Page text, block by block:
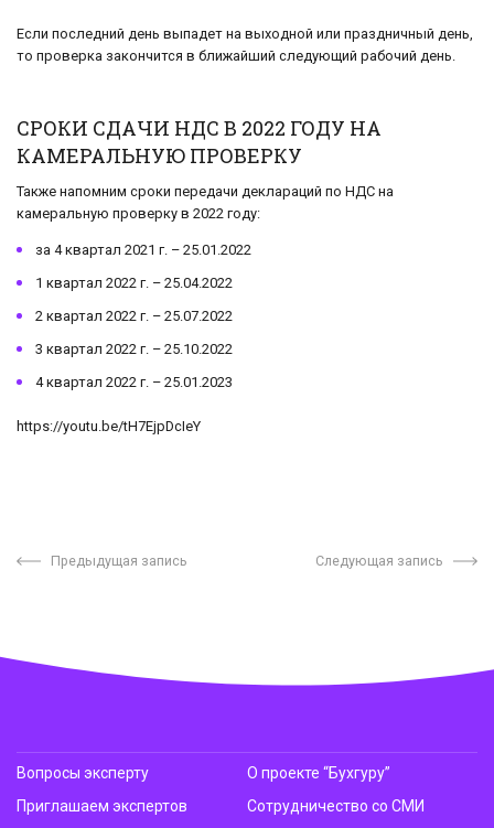
Если последний день выпадет на выходной или праздничный день,
то проверка закончится в ближайший следующий рабочий день.
СРОКИ СДАЧИ НДС В 2022 ГОДУ НА
КАМЕРАЛЬНУЮ ПРОВЕРКУ
Также напомним сроки передачи деклараций по НДС на
камеральную проверку в 2022 году:
за 4 квартал 2021 г. – 25.01.2022
1 квартал 2022 г. – 25.04.2022
2 квартал 2022 г. – 25.07.2022
3 квартал 2022 г. – 25.10.2022
4 квартал 2022 г. – 25.01.2023
https://youtu.be/tH7EjpDcIeY
Предыдущая запись Следующая запись
Вопросы эксперту
Приглашаем экспертов
О проекте “Бухгуру”
Сотрудничество со СМИ